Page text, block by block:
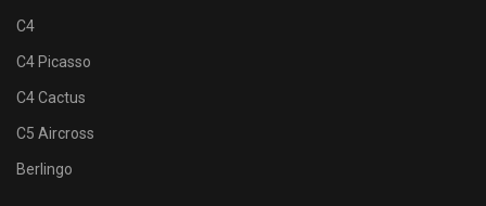
C4
C4 Picasso
C4 Cactus
C5 Aircross
Berlingo